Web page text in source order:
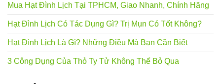
Mua Hạt Đình Lịch Tại TPHCM, Giao Nhanh, Chính Hãng
Hạt Đình Lịch Có Tác Dụng Gì? Trị Mụn Có Tốt Không?
Hạt Đình Lịch Là Gì? Những Điều Mà Bạn Cần Biết
3 Công Dụng Của Thỏ Ty Tử Không Thể Bỏ Qua